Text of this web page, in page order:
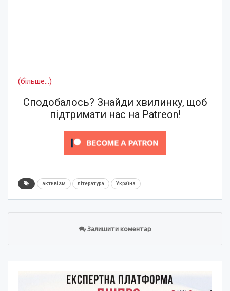
(більше…)
Сподобалось? Знайди хвилинку, щоб
підтримати нас на Patreon!
активізм література Україна
Залишити коментар